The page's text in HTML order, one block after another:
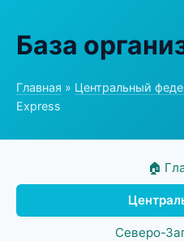
База
Главная » Центральный
Express
🏠
Северо-